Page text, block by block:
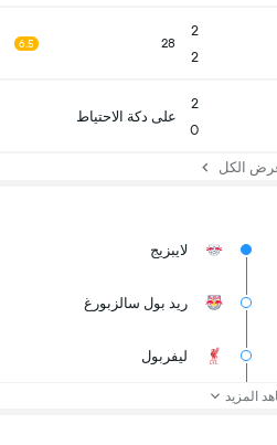
2
2
28
6.5
2
0
على دكة الاحتياط
الكل
لايبزيج
ريد بول سالزبورغ
ليفربول
المزيد